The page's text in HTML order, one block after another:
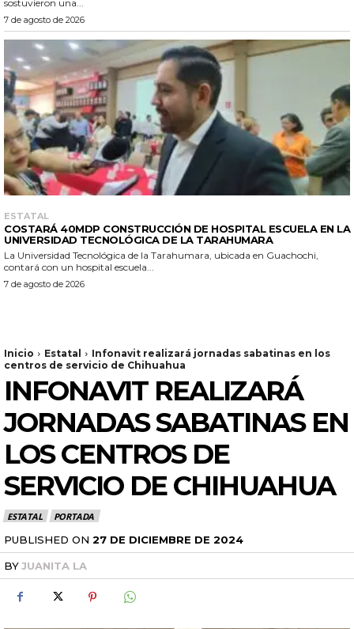
sostuvieron una...
7 de agosto de 2026
ESTATAL
COSTARÁ 40MDP CONSTRUCCIÓN DE HOSPITAL ESCUELA EN LA
UNIVERSIDAD TECNOLÓGICA DE LA TARAHUMARA
La Universidad Tecnológica de la Tarahumara, ubicada en Guachochi,
contará con un hospital escuela...
7 de agosto de 2026